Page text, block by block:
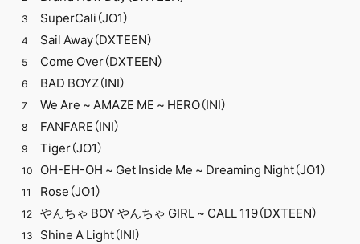
3 SuperCali（JO1）
4 Sail Away（DXTEEN）
5 Come Over（DXTEEN）
6 BAD BOYZ（INI）
7 We Are ~ AMAZE ME ~ HERO（INI）
8 FANFARE（INI）
9 Tiger（JO1）
10 OH-EH-OH ~ Get Inside Me ~ Dreaming Night（JO1）
11 Rose（JO1）
12 やんちゃ BOY やんちゃ GIRL ~ CALL 119（DXTEEN）
13 Shine A Light（INI）